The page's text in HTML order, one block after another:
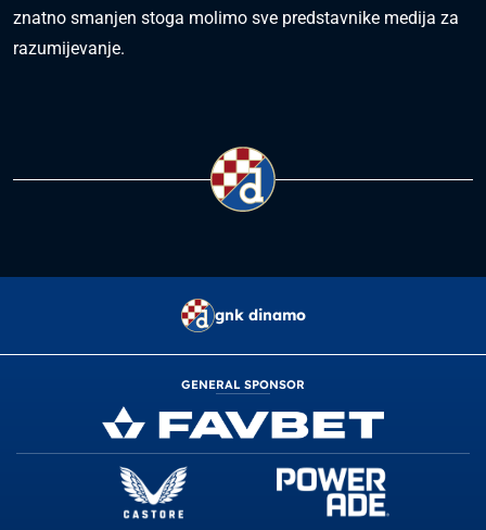
znatno smanjen stoga molimo sve predstavnike medija za
razumijevanje.
gnk dinamo
GENERAL SPONSOR